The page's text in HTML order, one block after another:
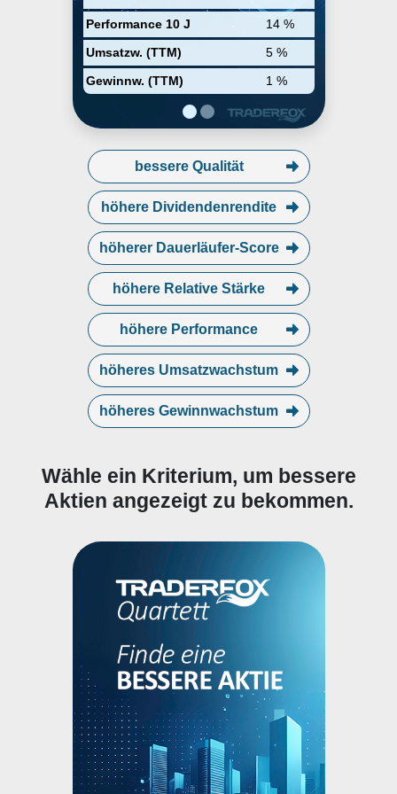
Performance 10 J
14 %
Umsatzw. (TTM)
5 %
Gewinnw. (TTM)
1 %
Hollister und Gilly Hicks
zusammengefasst. Momentan
betreibt der Konzern Filialen in
Nord-Amerika, Europa und Asien.
bessere Qualität
höhere Dividendenrendite
höherer Dauerläufer-Score
höhere Relative Stärke
höhere Performance
höheres Umsatzwachstum
höheres Gewinnwachstum
Wähle ein Kriterium, um bessere
Aktien angezeigt zu bekommen.